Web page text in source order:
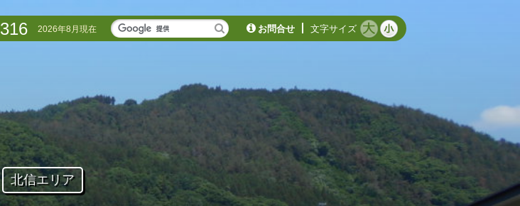
316 2026年8月現在 お問合せ 文字サイズ
北信エリア